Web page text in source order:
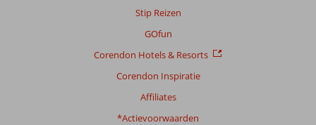
Stip Reizen
GOfun
Corendon Hotels & Resorts
Corendon Inspiratie
Affiliates
*Actievoorwaarden